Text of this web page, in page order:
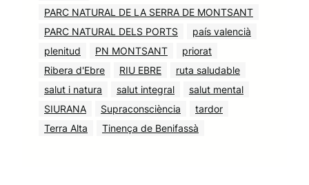
PARC NATURAL DE LA SERRA DE MONTSANT
PARC NATURAL DELS PORTS
país valencià
plenitud
PN MONTSANT
priorat
Ribera d'Ebre
RIU EBRE
ruta saludable
salut i natura
salut integral
salut mental
SIURANA
Supraconsciència
tardor
Terra Alta
Tinença de Benifassà